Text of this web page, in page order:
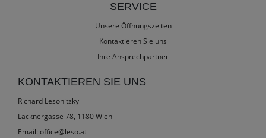
SERVICE
Unsere Öffnungszeiten
Kontaktieren Sie uns
Ihre Ansprechpartner
KONTAKTIEREN SIE UNS
Richard Lesonitzky
Lacknergasse 78, 1180 Wien
Email: office@leso.at